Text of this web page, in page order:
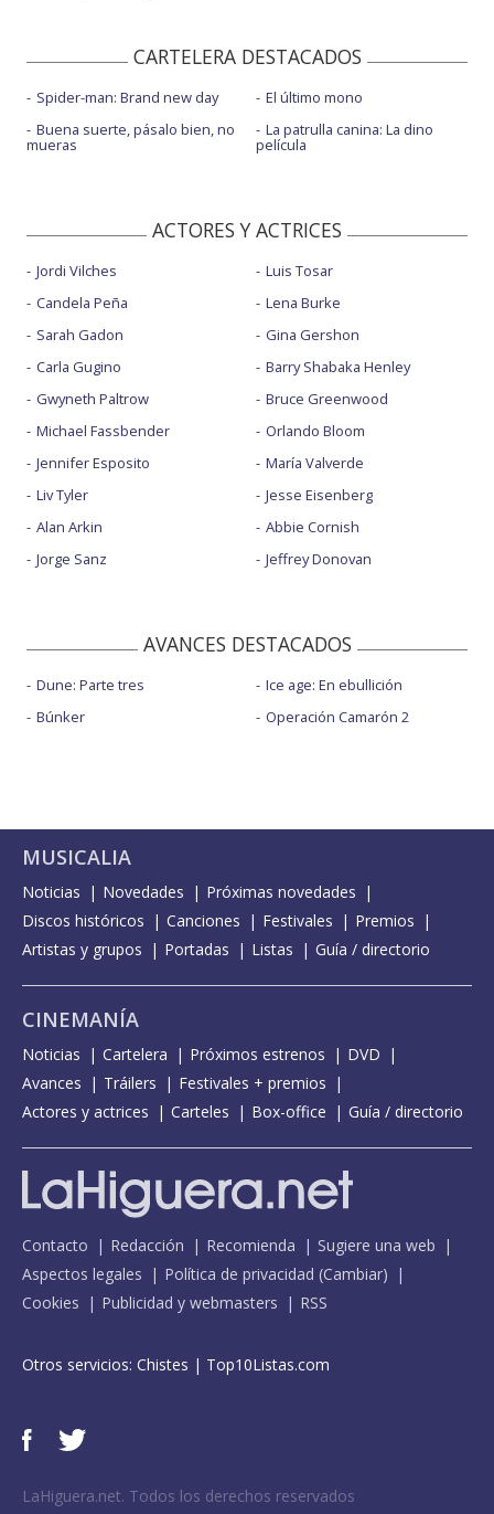
CARTELERA DESTACADOS
Spider-man: Brand new day
Buena suerte, pásalo bien, no
mueras
El último mono
La patrulla canina: La dino
película
ACTORES Y ACTRICES
Jordi Vilches
Candela Peña
Sarah Gadon
Carla Gugino
Gwyneth Paltrow
Michael Fassbender
Jennifer Esposito
Liv Tyler
Alan Arkin
Jorge Sanz
Luis Tosar
Lena Burke
Gina Gershon
Barry Shabaka Henley
Bruce Greenwood
Orlando Bloom
María Valverde
Jesse Eisenberg
Abbie Cornish
Jeffrey Donovan
AVANCES DESTACADOS
Dune: Parte tres
Búnker
Ice age: En ebullición
Operación Camarón 2
MUSICALIA
Noticias Novedades
Próximas novedades
Discos históricos
Canciones Festivales
Premios
Artistas y grupos
Portadas Listas Guía / directorio
CINEMANÍA
Noticias Cartelera Próximos estrenos
DVD
Avances
Tráilers
Festivales + premios
Actores y actrices
Carteles Box-office Guía / directorio
Contacto Redacción Recomienda
Sugiere una web
Aspectos legales
Política de privacidad (Cambiar)
Cookies
Publicidad y webmasters RSS
Otros servicios: Chistes | Top10Listas.com
LaHiguera.net. Todos los derechos reservados